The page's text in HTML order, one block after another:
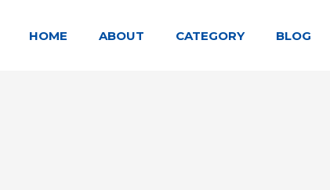
HOME ABOUT CATEGORY BLOG